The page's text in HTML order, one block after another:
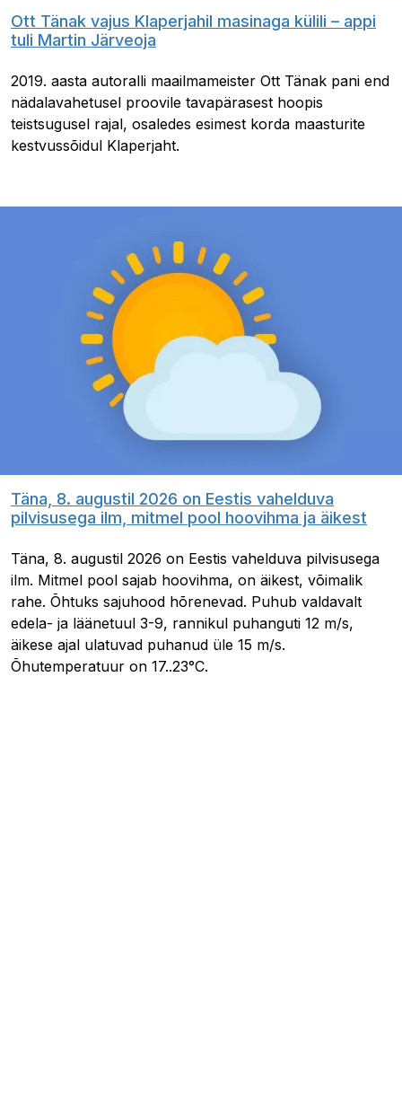
Ott Tänak vajus Klaperjahil masinaga külili – appi
tuli Martin Järveoja
2019. aasta autoralli maailmameister Ott Tänak pani end
nädalavahetusel proovile tavapärasest hoopis
teistsugusel rajal, osaledes esimest korda maasturite
kestvussõidul Klaperjaht.
Täna, 8. augustil 2026 on Eestis vahelduva
pilvisusega ilm, mitmel pool hoovihma ja äikest
Täna, 8. augustil 2026 on Eestis vahelduva pilvisusega
ilm. Mitmel pool sajab hoovihma, on äikest, võimalik
rahe. Õhtuks sajuhood hõrenevad. Puhub valdavalt
edela- ja läänetuul 3-9, rannikul puhanguti 12 m/s,
äikese ajal ulatuvad puhanud üle 15 m/s.
Õhutemperatuur on 17..23°C.